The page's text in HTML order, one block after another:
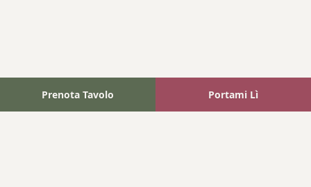
Prenota Tavolo Portami Lì